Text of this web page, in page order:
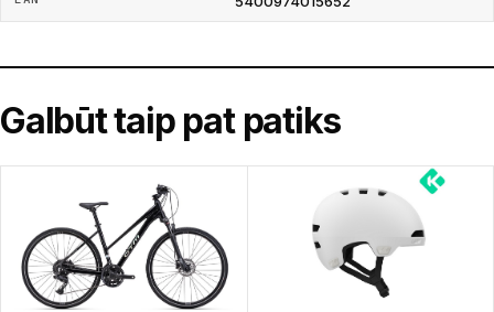
Galbūt taip pat patiks